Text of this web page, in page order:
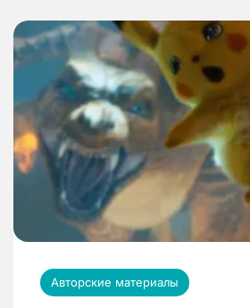
Авторские материалы